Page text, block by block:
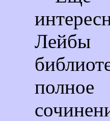
Лейбы